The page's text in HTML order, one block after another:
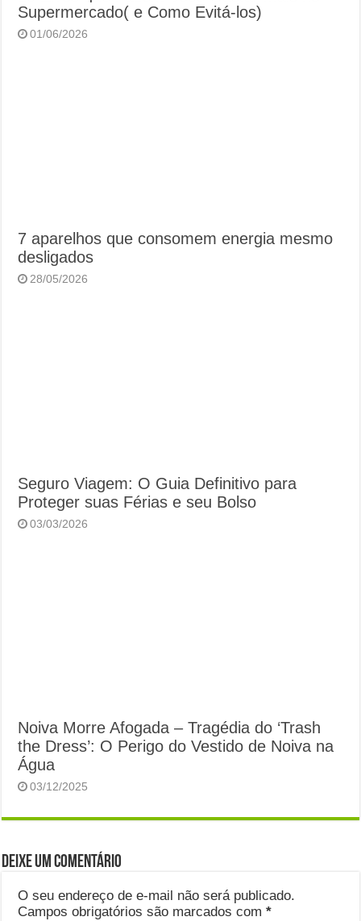
Supermercado( e Como Evitá-los)
01/06/2026
7 aparelhos que consomem energia mesmo
desligados
28/05/2026
Seguro Viagem: O Guia Definitivo para
Proteger suas Férias e seu Bolso
03/03/2026
Noiva Morre Afogada – Tragédia do ‘Trash
the Dress’: O Perigo do Vestido de Noiva na
Água
03/12/2025
Deixe um comentário
O seu endereço de e-mail não será publicado.
Campos obrigatórios são marcados com*